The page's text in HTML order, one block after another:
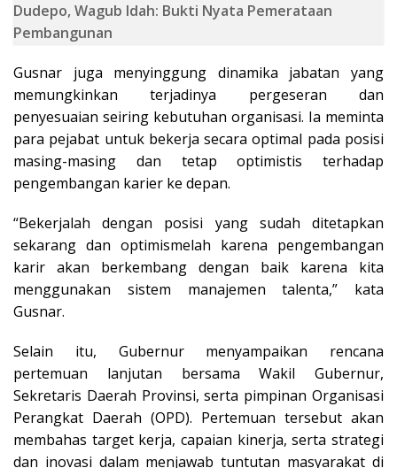
Dudepo, Wagub Idah: Bukti Nyata Pemerataan
Pembangunan
Gusnar juga menyinggung dinamika jabatan yang
memungkinkan terjadinya pergeseran dan
penyesuaian seiring kebutuhan organisasi. Ia meminta
para pejabat untuk bekerja secara optimal pada posisi
masing-masing dan tetap optimistis terhadap
pengembangan karier ke depan.
“Bekerjalah dengan posisi yang sudah ditetapkan
sekarang dan optimismelah karena pengembangan
karir akan berkembang dengan baik karena kita
menggunakan sistem manajemen talenta,” kata
Gusnar.
Selain itu, Gubernur menyampaikan rencana
pertemuan lanjutan bersama Wakil Gubernur,
Sekretaris Daerah Provinsi, serta pimpinan Organisasi
Perangkat Daerah (OPD). Pertemuan tersebut akan
membahas target kerja, capaian kinerja, serta strategi
dan inovasi dalam menjawab tuntutan masyarakat di